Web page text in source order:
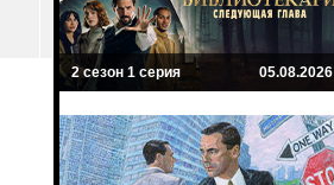
2 сезон 1 серия 05.08.2026